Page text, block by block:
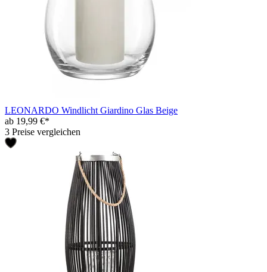
LEONARDO Windlicht Giardino Glas Beige
ab 19,99 €*
3 Preise vergleichen